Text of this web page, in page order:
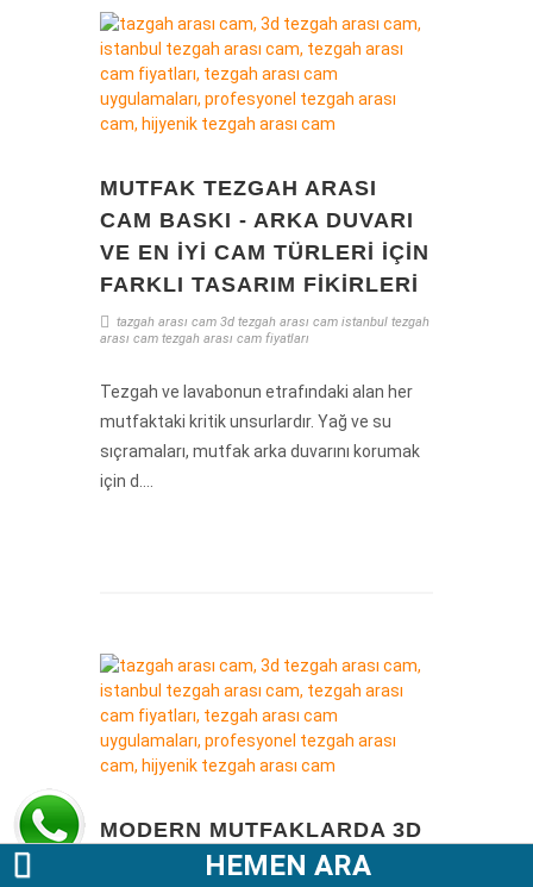
MUTFAK TEZGAH ARASI
CAM BASKI - ARKA DUVARI
VE EN IYI CAM TÜRLERI IÇIN
FARKLI TASARIM FIKIRLERI
tazgah arası cam 3d tezgah arası cam istanbul tezgah
arası cam tezgah arası cam fiyatları
Tezgah ve lavabonun etrafındaki alan her
mutfaktaki kritik unsurlardır. Yağ ve su
sıçramaları, mutfak arka duvarını korumak
için d....
MODERN MUTFAKLARDA 3D
TEZGAH ARASI CAM TERCIH
HEMEN ARA